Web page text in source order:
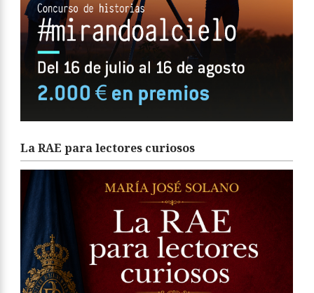
La RAE para lectores curiosos